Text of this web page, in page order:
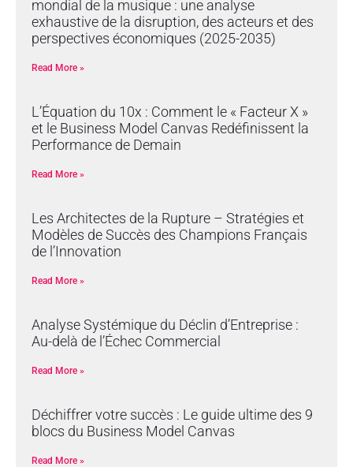
mondial de la musique : une analyse
exhaustive de la disruption, des acteurs et des
perspectives économiques (2025-2035)
Read More »
L’Équation du 10x : Comment le « Facteur X »
et le Business Model Canvas Redéfinissent la
Performance de Demain
Read More »
Les Architectes de la Rupture – Stratégies et
Modèles de Succès des Champions Français
de l’Innovation
Read More »
Analyse Systémique du Déclin d’Entreprise :
Au-delà de l’Échec Commercial
Read More »
Déchiffrer votre succès : Le guide ultime des 9
blocs du Business Model Canvas
Read More »